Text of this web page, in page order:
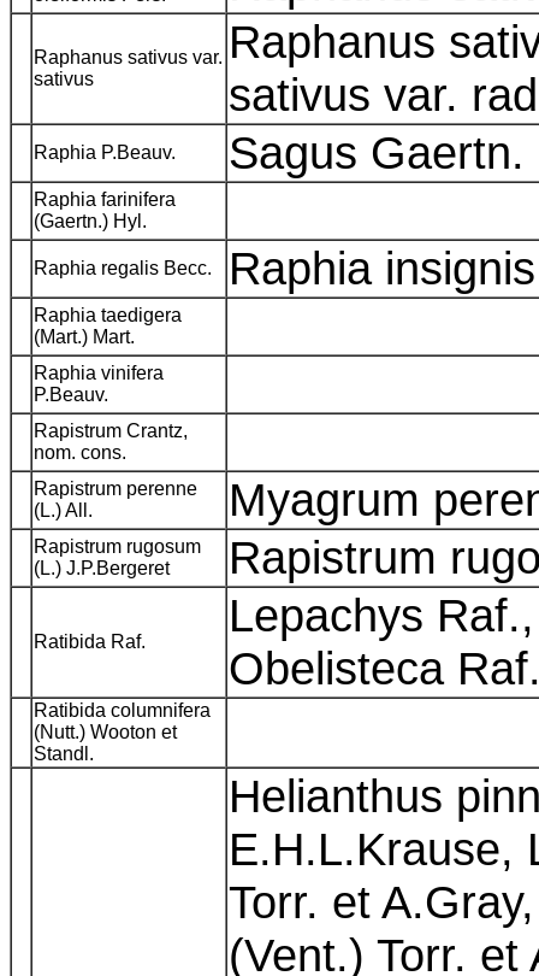
Raphanus sativus var.
sativus
Raphanus
sativus var.
Raphia P.Beauv. Sagus Gaertn.
Raphia farinifera
(Gaertn.) Hyl.
Raphia regalis Becc. Raphia
Raphia taedigera
(Mart.) Mart.
Raphia vinifera
P.Beauv.
Rapistrum Crantz,
nom. cons.
Rapistrum perenne
(L.) All.
Myagrum
Rapistrum rugosum
(L.) J.P.Bergeret
Rapistrum
Ratibida Raf.
Lepachys
Obelisteca
Ratibida columnifera
(Nutt.) Wooton et
Standl.
Helianthus
E.H.L.Krause,
Torr. et
(Vent.) Torr. et